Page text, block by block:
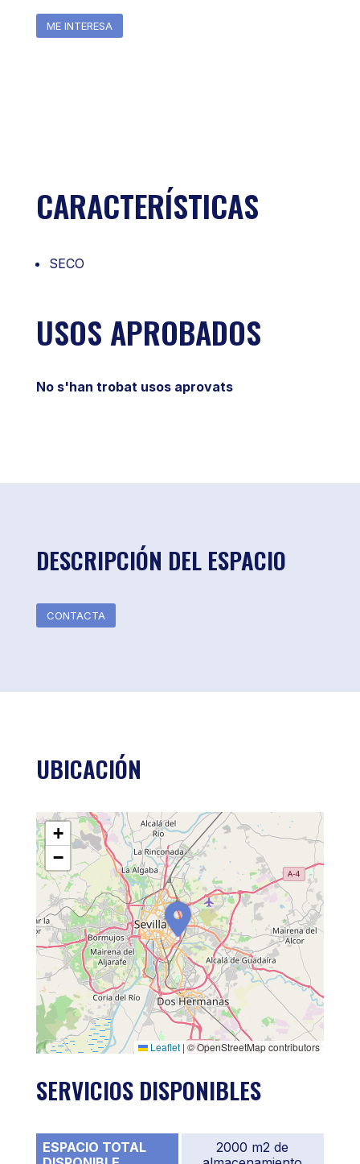
ME INTERESA
CARACTERÍSTICAS
SECO
USOS APROBADOS
No s'han trobat usos aprovats
DESCRIPCIÓN DEL ESPACIO
CONTACTA
UBICACIÓN
+
−
Leaflet | © OpenStreetMap contributors
SERVICIOS DISPONIBLES
ESPACIO TOTAL
2000 m2 de